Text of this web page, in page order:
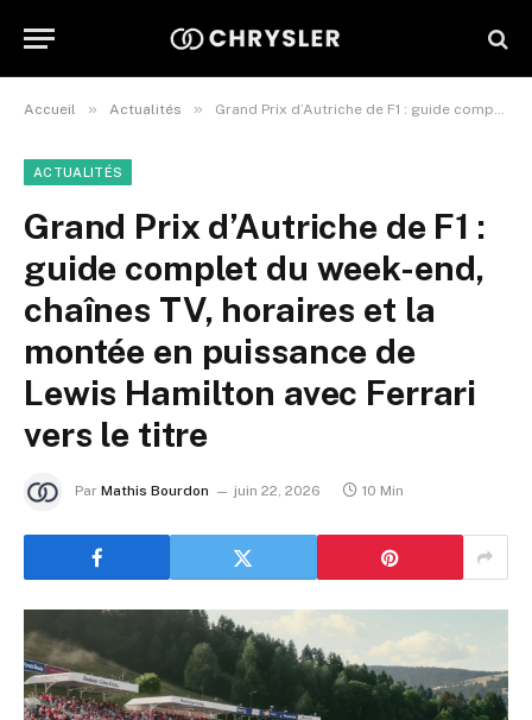
Accueil » Actualités » Grand Prix d’Autriche de F1 : guide complet du week-end, chaînes TV, horaires et la montée en puissance de Lewis Hamilton avec Ferrari vers le titre
ACTUALITÉS
Grand Prix d’Autriche de F1 :
guide complet du week-end,
chaînes TV, horaires et la
montée en puissance de
Lewis Hamilton avec Ferrari
vers le titre
Par Mathis Bourdon juin 22, 2026 10 Min